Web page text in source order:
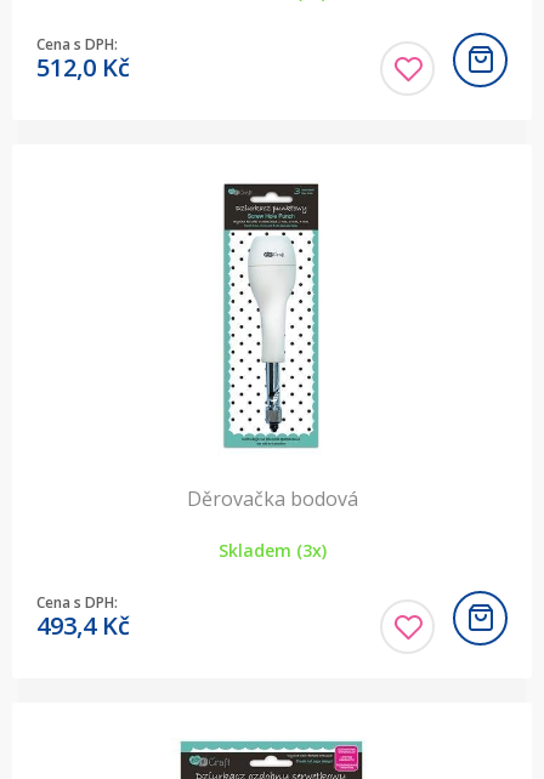
Cena s DPH:
512,0 Kč
Děrovačka bodová
Skladem (3x)
Cena s DPH:
493,4 Kč